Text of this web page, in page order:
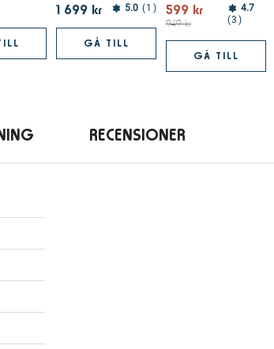
1 699 kr
5.0 1
GÅ TILL
599 kr
949 kr
4.7
3
GÅ TILL
RECENSIONER